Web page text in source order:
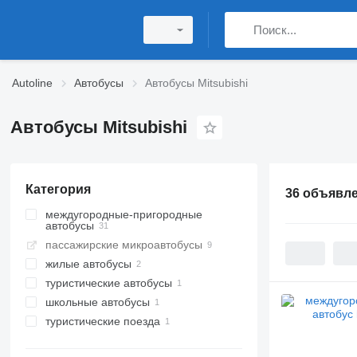
Autoline Автобусы Автобусы Mitsubishi
Автобусы Mitsubishi
Категория
междугородные-пригородные
автобусы
пассажирские микроавтобусы
жилые автобусы
туристические автобусы
школьные автобусы
туристические поезда
36